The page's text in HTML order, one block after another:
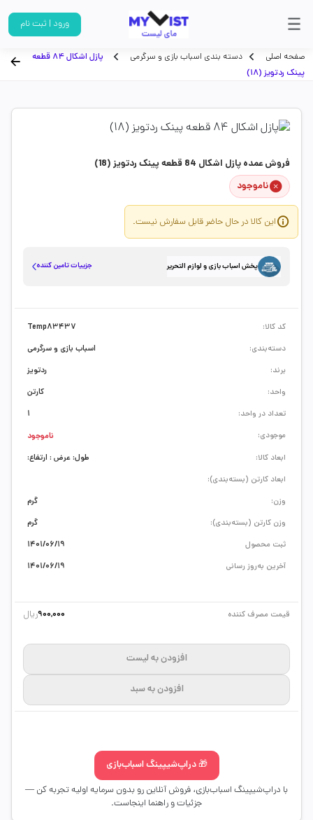
ورود | ثبت نام
صفحه اصلی دسته بندی اسباب بازی و سرگرمی
پازل اشکال 84 قطعه
پینک ردتویز (18)
فروش عمده پازل اشکال 84 قطعه پینک ردتویز (18)
ناموجود
این کالا در حال حاضر قابل سفارش نیست.
پخش اسباب بازی و لوازم التحریر جزییات تامین کننده
ابعاد کالا:
طول: عرض : ارتفاع:
ابعاد کارتن (بسته‌بندی):
وزن:
گرم
وزن کارتن (بسته‌بندی):
گرم
ثبت محصول
1401/06/19
آخرین به‌روز رسانی
1401/06/19
کد کالا:
Temp83437
دسته‌بندی:
اسباب بازی و سرگرمی
برند:
ردتویز
واحد:
کارتن
تعداد در واحد:
1
موجودی:
ناموجود
قیمت مصرف کننده 900,000ریال
افزودن به لیست
افزودن به سبد
🎁 دراپ‌شیپینگ اسباب‌بازی
با دراپ‌شیپینگ اسباب‌بازی، فروش آنلاین رو بدون سرمایه اولیه تجربه کن —
جزئیات و راهنما اینجاست.